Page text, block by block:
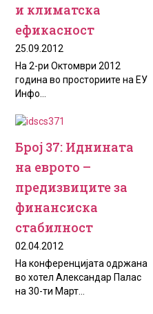
и климатска
ефикасност
25.09.2012
На 2-ри Октомври 2012
година во просториите на ЕУ
Инфо...
Број 37: Иднината
на eвротo –
предизвиците за
финансиска
стабилност
02.04.2012
На конференцијата одржана
во хотел Александар Палас
на 30-ти Март...